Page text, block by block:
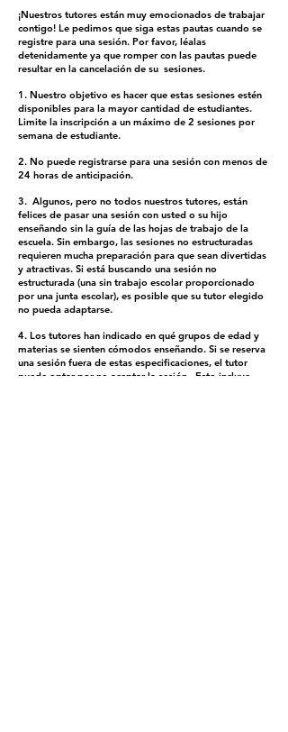
If you wish to have the Helper review a specific
worksheet or read a specific book with your child
PDF) or the name of the book ahead of time. If they
cannot find a PDF of the book online you may need
to send them pictures of the pages you want read so
¡Nuestros tutores están muy emocionados de trabajar
contigo! Le pedimos que siga estas pautas cuando se
registre para una sesión. Por favor, léalas
detenidamente ya que romper con las pautas puede
resultar en la cancelación de su sesiones.
1. Nuestro objetivo es hacer que estas sesiones estén
disponibles para la mayor cantidad de estudiantes.
Limite la inscripción a un máximo de 2 sesiones por
semana de estudiante.
2. No puede registrarse para una sesión con menos de
24 horas de anticipación.
3. Algunos, pero no todos nuestros tutores, están
felices de pasar una sesión con usted o su hijo
enseñando sin la guía de las hojas de trabajo de la
escuela. Sin embargo, las sesiones no estructuradas
requieren mucha preparación para que sean divertidas
y atractivas. Si está buscando una sesión no
estructurada (una sin trabajo escolar proporcionado
por una junta escolar), es posible que su tutor elegido
no pueda adaptarse.
4. Los tutores han indicado en qué grupos de edad y
materias se sienten cómodos enseñando. Si se reserva
una sesión fuera de estas especificaciones, el tutor
puede optar por no aceptar la sesión.
Esto incluye